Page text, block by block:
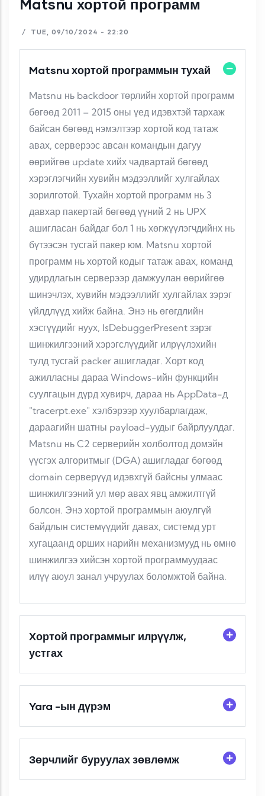
Matsnu хортой программ
/ TUE, 09/10/2024 - 22:20
Matsnu хортой программын тухай
Matsnu нь backdoor төрлийн хортой программ
бөгөөд 2011 – 2015 оны үед идэвхтэй тархаж
байсан бөгөөд нэмэлтээр хортой код татаж
авах, серверээс авсан командын дагуу
өөрийгөө update хийх чадвартай бөгөөд
хэрэглэгчийн хувийн мэдээллийг хулгайлах
зорилготой. Тухайн хортой программ нь 3
давхар пакертай бөгөөд үүний 2 нь UPX
ашигласан байдаг бол 1 нь хөгжүүлэгчдийнх нь
бүтээсэн тусгай пакер юм. Matsnu хортой
программ нь хортой кодыг татаж авах, команд
удирдлагын серверээр дамжуулан өөрийгөө
шинэчлэх, хувийн мэдээллийг хулгайлах зэрэг
үйлдлүүд хийж байна. Энэ нь өгөгдлийн
хэсгүүдийг нуух, IsDebuggerPresent зэрэг
шинжилгээний хэрэгслүүдийг илрүүлэхийн
тулд тусгай packer ашигладаг. Хорт код
ажилласны дараа Windows-ийн функцийн
суулгацын дүрд хувирч, дараа нь AppData-д
"tracerpt.exe" хэлбэрээр хуулбарлагдаж,
дараагийн шатны payload-уудыг байрлуулдаг.
Matsnu нь C2 серверийн холболтод домэйн
үүсгэх алгоритмыг (DGA) ашигладаг бөгөөд
domain серверүүд идэвхгүй байсны улмаас
шинжилгээний ул мөр авах явц амжилтгүй
болсон. Энэ хортой программын аюулгүй
байдлын системүүдийг давах, системд урт
хугацаанд орших нарийн механизмууд нь өмнө
шинжилгээ хийсэн хортой программуудаас
илүү аюул занал учруулах боломжтой байна.
Хортой программыг илрүүлж,
устгах
Yara -ын дүрэм
Зөрчлийг буруулах зөвлөмж